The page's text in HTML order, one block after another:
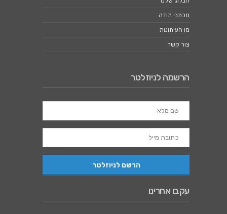
מכתבי תודה
מן העיתונות
צור קשר
הרשמה לניוזלטר
עקבו אחרינו